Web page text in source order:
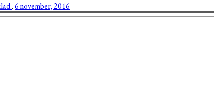
.6 november, 2016